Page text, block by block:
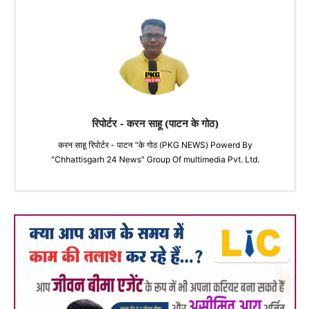
रिपोर्टर - करन साहू (पाटन के गोठ)
करन साहू रिपोर्टर - पाटन "के गोठ (PKG NEWS) Powerd By
"Chhattisgarh 24 News" Group Of multimedia Pvt. Ltd.